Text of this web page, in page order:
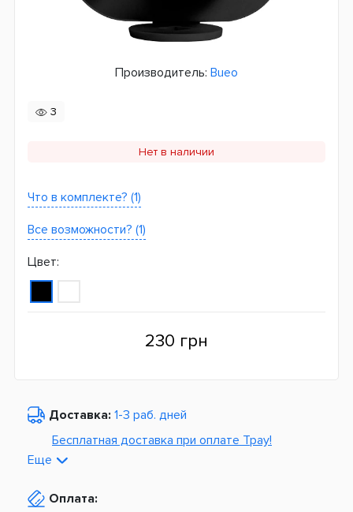
Производитель: Bueo
3
Нет в наличии
Что в комплекте? (1)
Все возможности? (1)
Цвет:
230 грн
Доставка: 1-3 раб. дней
Бесплатная доставка при оплате Tpay!
Из Европы от
Еще
Оплата: